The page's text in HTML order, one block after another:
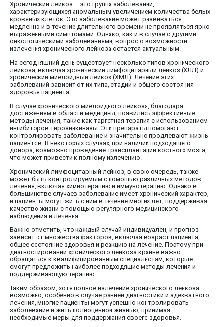
Хронический лейкоз — это группа заболеваний,
характеризующихся аномальным увеличением количества белых
кровяных клеток. Это заболевание может развиваться
медленно и в течение длительного времени не проявляться ярко
выраженными симптомами. Однако, как и в случае с другими
онкологическими заболеваниями, вопрос о возможности
излечения хронического лейкоза остается актуальным.
На сегодняшний день существует несколько типов хронического
лейкоза, включая хронический лимфоцитарный лейкоз (ХЛЛ) и
хронический миелоидный лейкоз (ХМЛ). Лечение этих
заболеваний зависит от их типа, стадии и общего состояния
здоровья пациента.
В случае хронического миелоидного лейкоза, благодаря
достижениям в области медицины, появились эффективные
методы лечения, такие как таргетная терапия с использованием
ингибиторов тирозинкиназы. Эти препараты помогают
контролировать заболевание и значительно продлевают жизнь
пациентов. В некоторых случаях, при наличии подходящего
донора, возможно проведение трансплантации костного мозга,
что может привести к полному излечению.
Хронический лимфоцитарный лейкоз, в свою очередь, также
может быть контролируемым с помощью различных методов
лечения, включая химиотерапию и иммунотерапию. Однако в
большинстве случаев заболевание имеет хронический характер,
и пациенты могут жить с ним в течение многих лет, поддерживая
качество жизни с помощью регулярного медицинского
наблюдения и лечения.
Важно отметить, что каждый случай индивидуален, и прогноз
зависит от множества факторов, включая возраст пациента,
общее состояние здоровья и реакцию на лечение. Поэтому при
диагностировании хронического лейкоза крайне важно
обращаться к квалифицированным специалистам, которые
смогут предложить наиболее подходящие методы лечения и
поддерживающую терапию.
Таким образом, хотя полное излечение хронического лейкоза
возможно, особенно в случае ранней диагностики и адекватного
лечения, многие пациенты могут успешно контролировать
заболевание и жить полноценной жизнью, принимая
необходимые меры для поддержания своего здоровья.